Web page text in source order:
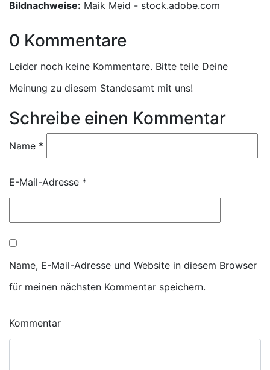
Bildnachweise: Maik Meid - stock.adobe.com
0 Kommentare
Leider noch keine Kommentare. Bitte teile Deine
Meinung zu diesem Standesamt mit uns!
Schreibe einen Kommentar
Name *
E-Mail-Adresse *
Name, E-Mail-Adresse und Website in diesem Browser
für meinen nächsten Kommentar speichern.
Kommentar